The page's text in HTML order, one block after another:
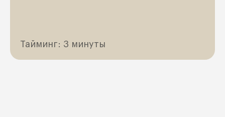
Тайминг: 3 минуты